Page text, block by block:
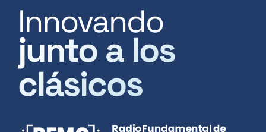
Innovando
junto a los
clásicos